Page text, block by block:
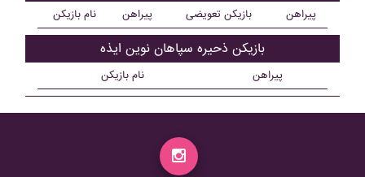
نام بازیکن پیراهن بازیکن تعویضی پیراهن
بازیکن ذحیره سپاهان نوين ايذه
نام بازیکن پیراهن